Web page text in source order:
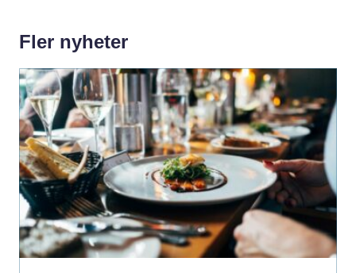
Fler nyheter